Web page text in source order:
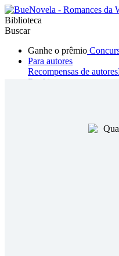
Biblioteca
Buscar
Ganhe o prêmio
Para autores
Recompensas de autores
Ranking